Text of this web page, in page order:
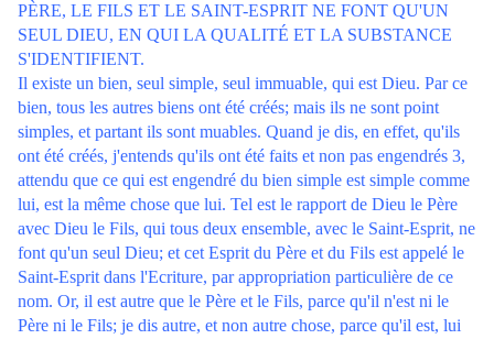
PÈRE, LE FILS ET LE SAINT-ESPRIT NE FONT QU'UN
SEUL DIEU, EN QUI LA QUALITÉ ET LA SUBSTANCE
S'IDENTIFIENT.
Il existe un bien, seul simple, seul immuable, qui est Dieu. Par ce
bien, tous les autres biens ont été créés; mais ils ne sont point
simples, et partant ils sont muables. Quand je dis, en effet, qu'ils
ont été créés, j'entends qu'ils ont été faits et non pas engendrés 3,
attendu que ce qui est engendré du bien simple est simple comme
lui, est la même chose que lui. Tel est le rapport de Dieu le Père
avec Dieu le Fils, qui tous deux ensemble, avec le Saint-Esprit, ne
font qu'un seul Dieu; et cet Esprit du Père et du Fils est appelé le
Saint-Esprit dans l'Ecriture, par appropriation particulière de ce
nom. Or, il est autre que le Père et le Fils, parce qu'il n'est ni le
Père ni le Fils; je dis autre, et non autre chose, parce qu'il est, lui